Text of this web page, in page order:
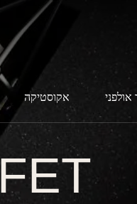
אולפני אקוסטיקה